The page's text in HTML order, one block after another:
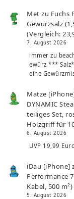
Met zu Fuchs
Gewürzsalz
(Vergleich:
7. August 2026
immer zu
ewürz ***
eine
Matze
DYNAMIC
teiliges Set,
Holzgriff für
6. August 2026
UVP 19,99
iDau [iPhone]
Performance
Kabel, 500
5. August 2026